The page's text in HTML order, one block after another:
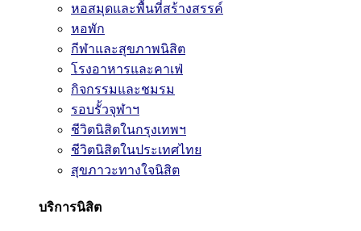
หอสมุดและพื้นที่สร้างสรรค์
หอพัก
กีฬาและสุขภาพนิสิต
โรงอาหารและคาเฟ่
กิจกรรมและชมรม
รอบรั้วจุฬาฯ
ชีวิตนิสิตในกรุงเทพฯ
ชีวิตนิสิตในประเทศไทย
สุขภาวะทางใจนิสิต
บริการนิสิต